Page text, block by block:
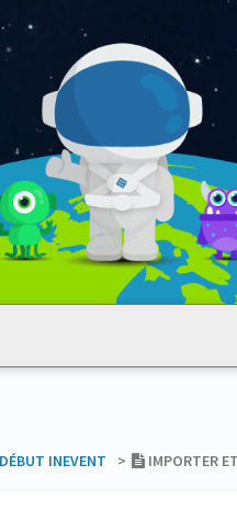
INEVENT ​>​ IMPORTER